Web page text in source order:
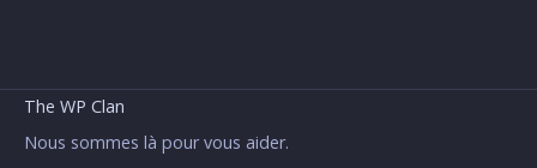
The WP Clan
Nous sommes là pour vous aider.